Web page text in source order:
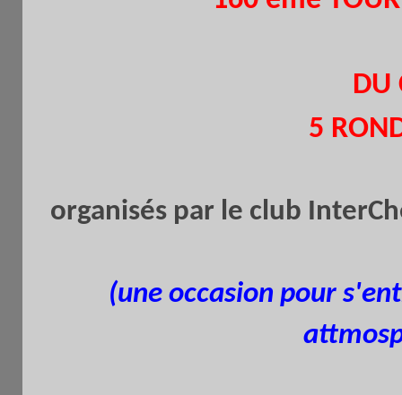
DU
5
organisés par le club
(une occasion pour